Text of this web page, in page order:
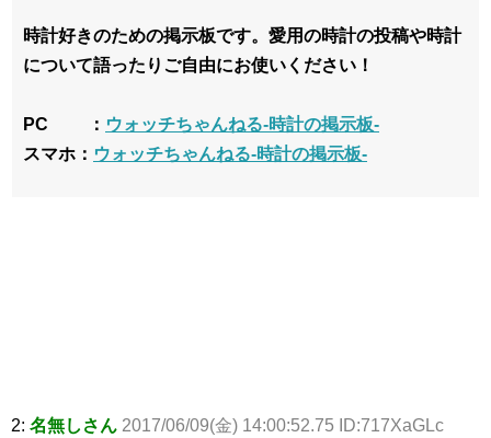
時計好きのための掲示板です。愛用の時計の投稿や時計
について語ったりご自由にお使いください！
PC ： ウォッチちゃんねる-時計の掲示板-
スマホ： ウォッチちゃんねる-時計の掲示板-
2: 名無しさん 2017/06/09(金) 14:00:52.75 ID:717XaGLc